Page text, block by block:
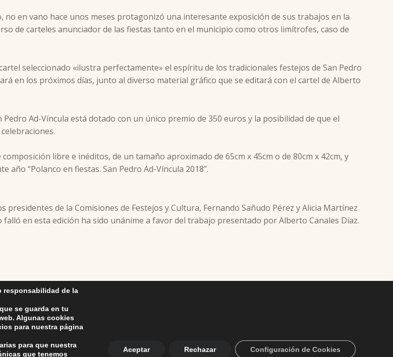
en vano hace unos meses protagonizó una interesante exposición de sus trabajos en la
de carteles anunciador de las fiestas tanto en el municipio como otros limítrofes, caso de
seleccionado «ilustra perfectamente» el espíritu de los tradicionales festejos de San Pedro
en los próximos días, junto al diverso material gráfico que se editará con el cartel de Alberto
Ad-Víncula está dotado con un único premio de 350 euros y la posibilidad de que el
libre e inéditos, de un tamaño aproximado de 65cm x 45cm o de 80cm x 42cm, y
“Polanco en fiestas. San Pedro Ad-Víncula 2018”.
presidentes de la Comisiones de Festejos y Cultura, Fernando Sañudo Pérez y Alicia Martínez
en esta edición ha sido unánime a favor del trabajo presentado por Alberto Canales Díaz.
responsabilidad de la
se guarda en tu
Algunas cookies
para nuestra página
para que nuestra
que tenemos
Aceptar Rechazar Configuración de Cookies